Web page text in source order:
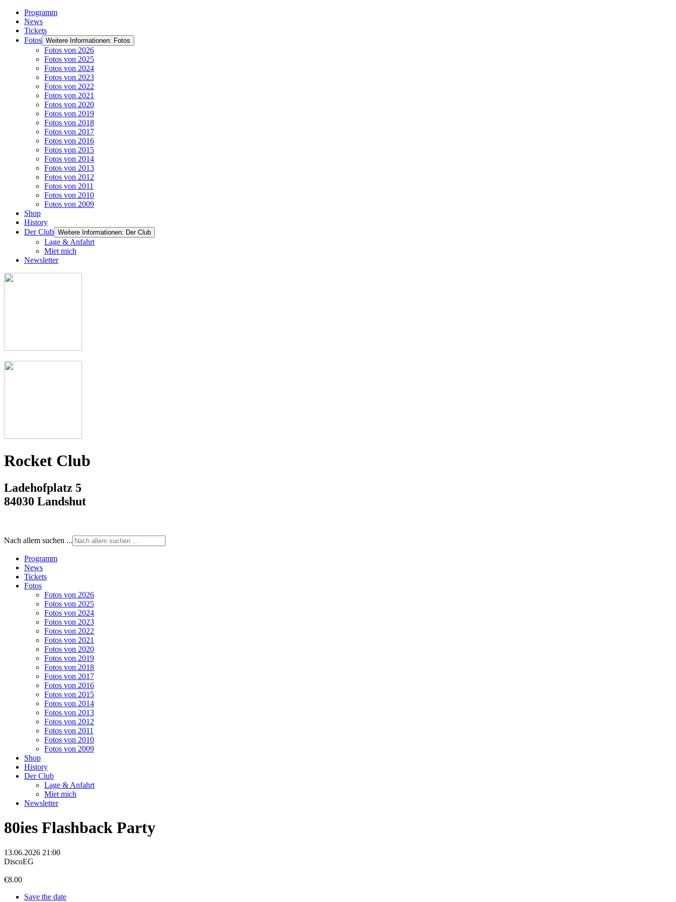
Programm
News
Tickets
Fotos Weitere Informationen: Fotos
Fotos von 2026
Fotos von 2025
Fotos von 2024
Fotos von 2023
Fotos von 2022
Fotos von 2021
Fotos von 2020
Fotos von 2019
Fotos von 2018
Fotos von 2017
Fotos von 2016
Fotos von 2015
Fotos von 2014
Fotos von 2013
Fotos von 2012
Fotos von 2011
Fotos von 2010
Fotos von 2009
Shop
History
Der Club Weitere Informationen: Der Club
Lage & Anfahrt
Miet mich
Newsletter
Rocket Club
Ladehofplatz 5
84030 Landshut
Nach allem suchen ...
Programm
News
Tickets
Fotos
Fotos von 2026
Fotos von 2025
Fotos von 2024
Fotos von 2023
Fotos von 2022
Fotos von 2021
Fotos von 2020
Fotos von 2019
Fotos von 2018
Fotos von 2017
Fotos von 2016
Fotos von 2015
Fotos von 2014
Fotos von 2013
Fotos von 2012
Fotos von 2011
Fotos von 2010
Fotos von 2009
Shop
History
Der Club
Lage & Anfahrt
Miet mich
Newsletter
80ies Flashback Party
13.06.2026 21:00
DiscoEG
€8.00
Save the date